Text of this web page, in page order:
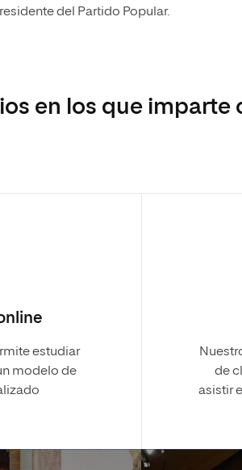
del Partido Popular.
en los que imparte
estudiar
modelo de
de
asistir